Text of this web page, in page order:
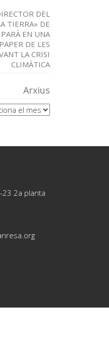
DEL
TIERRA» DE
EN UNA
DE LES
LA CRISI
CLIMÀTICA
Arxius
23 2a planta